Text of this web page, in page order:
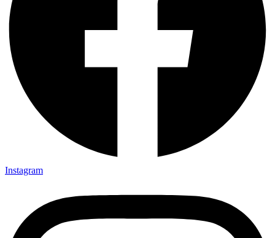
Instagram